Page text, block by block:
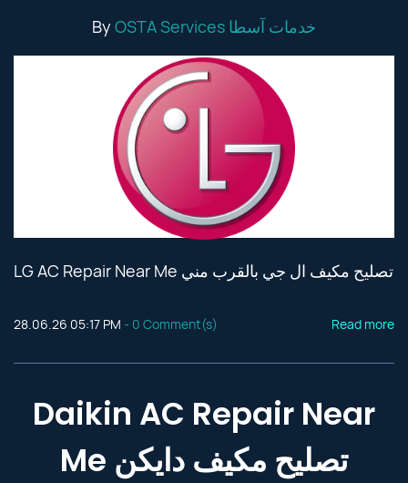
By OSTA Services خدمات آسطا
LG AC Repair Near Me تصليح مكيف ال جي بالقرب مني
28.06.26 05:17 PM - 0 Comment(s) Read more
Daikin AC Repair Near
Me تصليح مكيف دايكن